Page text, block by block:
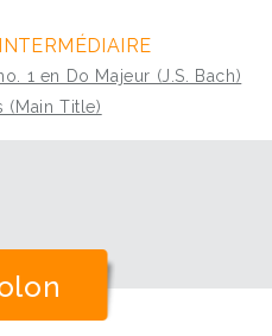
1 en Do Majeur (J.S. Bach)
(Main Title)